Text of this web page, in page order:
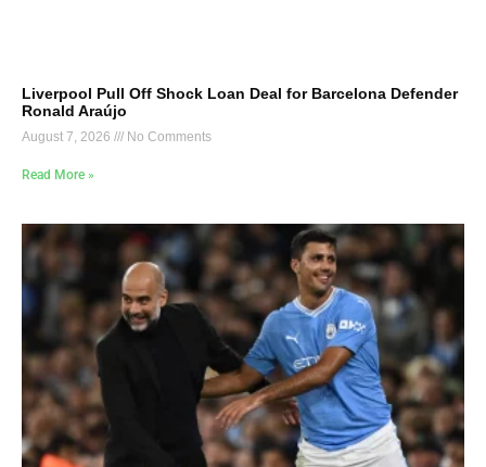
Liverpool Pull Off Shock Loan Deal for Barcelona Defender
Ronald Araújo
August 7, 2026 No Comments
Read More »